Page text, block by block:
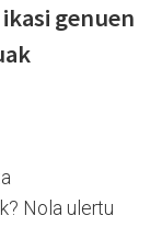
genuen
Nola ulertu